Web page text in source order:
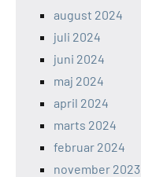
august 2024
juli 2024
juni 2024
maj 2024
april 2024
marts 2024
februar 2024
november 2023